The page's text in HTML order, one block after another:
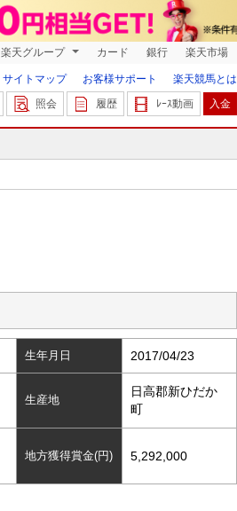
楽天グループ カード 銀行 楽天市場
サイトマップ お客様サポート
楽天競馬とは
照会 履歴 ﾚｰｽ動画 入金
生年月日 2017/04/23
生産地
日高郡新ひだか
町
地方獲得賞金(円) 5,292,000